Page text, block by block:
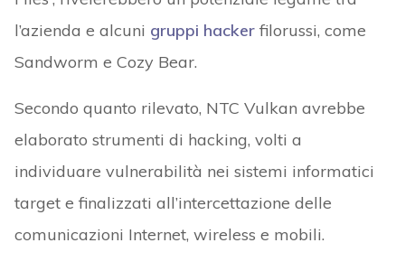
l’azienda e alcuni gruppi hackerfilorussi, come
Sandworm e Cozy Bear.
Secondo quanto rilevato, NTC Vulkan avrebbe
elaborato strumenti di hacking, volti a
individuare vulnerabilità nei sistemi informatici
target e finalizzati all’intercettazione delle
comunicazioni Internet, wireless e mobili.